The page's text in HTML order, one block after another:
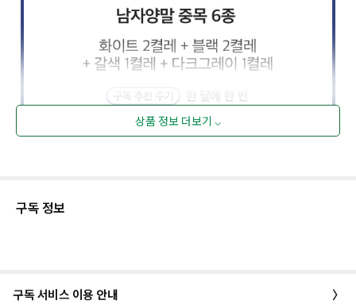
상품 정보 더보기 ⌵
구독 정보
구독 서비스 이용 안내 〉